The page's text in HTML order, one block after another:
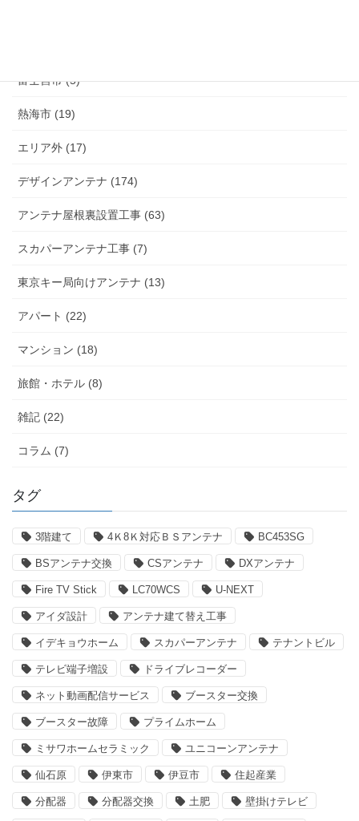
富士宮市 (5)
熱海市 (19)
エリア外 (17)
デザインアンテナ (174)
アンテナ屋根裏設置工事 (63)
スカパーアンテナ工事 (7)
東京キー局向けアンテナ (13)
アパート (22)
マンション (18)
旅館・ホテル (8)
雑記 (22)
コラム (7)
タグ
3階建て 4Ｋ8Ｋ対応ＢＳアンテナ BC453SG
BSアンテナ交換 CSアンテナ DXアンテナ
Fire TV Stick LC70WCS U-NEXT
アイダ設計 アンテナ建て替え工事
イデキョウホーム スカパーアンテナ テナントビル
テレビ端子増設 ドライブレコーダー
ネット動画配信サービス ブースター交換
ブースター故障 プライムホーム
ミサワホームセラミック ユニコーンアンテナ
仙石原 伊東市 伊豆市 住起産業
分配器 分配器交換 土肥 壁掛けテレビ